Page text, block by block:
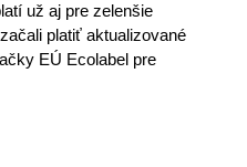
už aj pre zelenšie
platiť aktualizované
EÚ Ecolabel pre